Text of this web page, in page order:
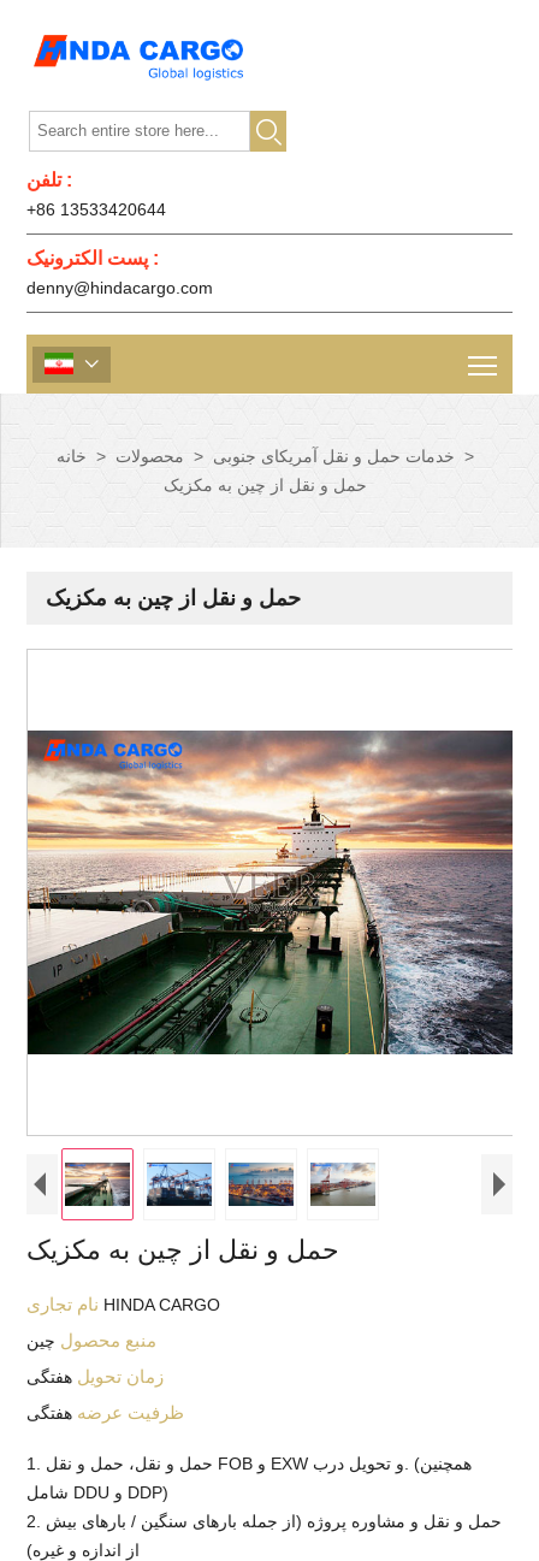

تلفن :
+86 13533420644
پست الکترونیک :
denny@hindacargo.com

خانه > محصولات > خدمات حمل و نقل آمریکای جنوبی >
حمل و نقل از چین به مکزیک
حمل و نقل از چین به مکزیک
حمل و نقل از چین به مکزیک
HINDA CARGO
منبع محصول چین
زمان تحویل هفتگی
ظرفیت عرضه هفتگی
1. حمل و نقل، حمل و نقل FOB و EXW و تحویل درب. (همچنین
شامل DDU و DDP)
2. حمل و نقل و مشاوره پروژه (از جمله بارهای سنگین / بارهای بیش
از اندازه و غیره)